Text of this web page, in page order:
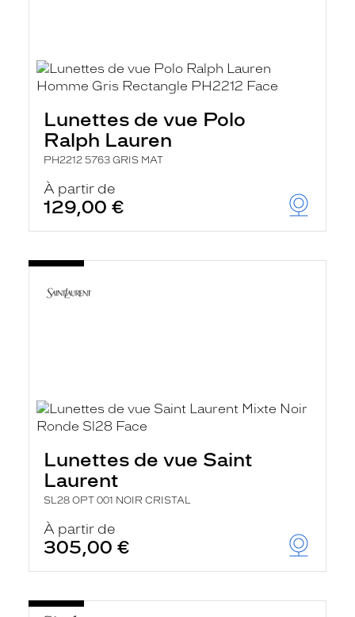
Lunettes de vue Polo
Ralph Lauren
PH2212 5763 GRIS MAT
À partir de
129,00 €
Lunettes de vue Saint
Laurent
SL28 OPT 001 NOIR CRISTAL
À partir de
305,00 €